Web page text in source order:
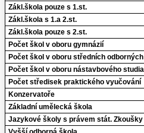
Zákl.škola pouze s 1.st.
Zákl.škola s 1.a 2.st.
Zákl.škola pouze s 2.st.
Počet škol v oboru gymnázií
Počet škol v oboru středních
Počet škol v oboru nástavbového studia
Počet středisek praktického vyučování
Konzervatoře
Základní umělecká škola
Jazykové školy s právem stát. Zkoušky